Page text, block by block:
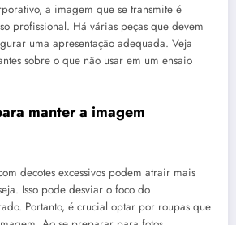
a imagem que se transmite é
profissional. Há várias peças que devem
uma apresentação adequada. Veja
sobre o que não usar em um ensaio
manter a imagem
decotes excessivos podem atrair mais
Isso pode desviar o foco do
Portanto, é crucial optar por roupas que